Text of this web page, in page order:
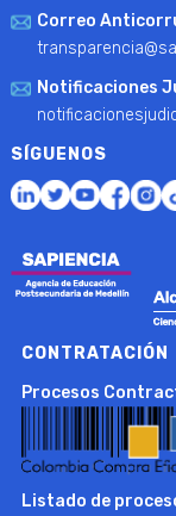
Correo
Notificaciones
SÍGUENOS
CONTRATACIÓN
Procesos
Listado de